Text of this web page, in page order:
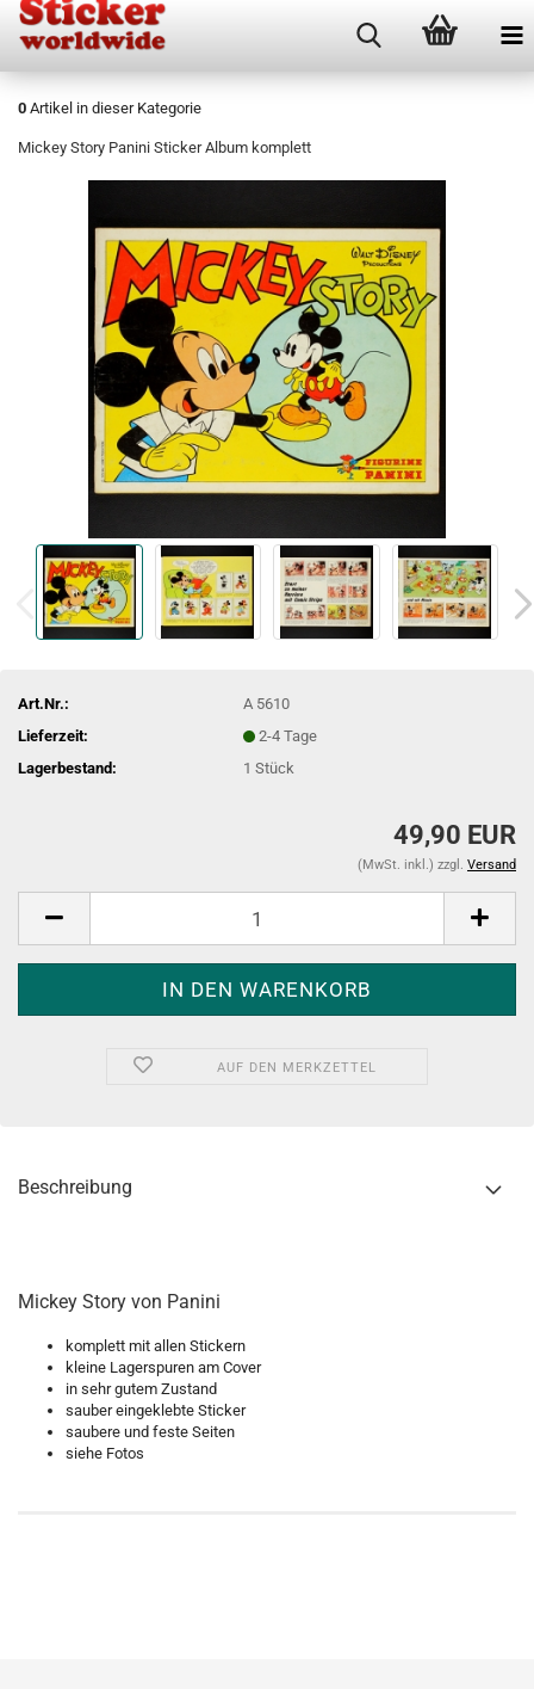
0 Artikel in dieser Kategorie
Mickey Story Panini Sticker Album komplett
Art.Nr.:
A 5610
Lieferzeit:
2-4 Tage
Lagerbestand:
1Stück
49,90 EUR
(MwSt. inkl.) zzgl. Versand
AUF DEN MERKZETTEL
Beschreibung
Mickey Story von Panini
komplett mit allen Stickern
kleine Lagerspuren am Cover
in sehr gutem Zustand
sauber eingeklebte Sticker
saubere und feste Seiten
siehe Fotos